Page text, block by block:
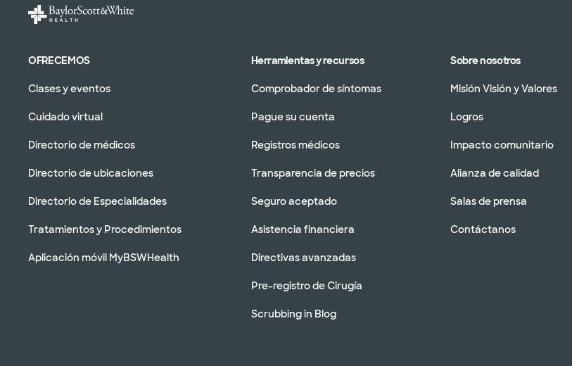
OFRECEMOS
Clases y eventos
Cuidado virtual
Directorio de médicos
Directorio de ubicaciones
Directorio de Especialidades
Tratamientos y Procedimientos
Aplicación móvil MyBSWHealth
Herramientas y recursos
Comprobador de síntomas
Pague su cuenta
Registros médicos
Transparencia de precios
Seguro aceptado
Asistencia financiera
Directivas avanzadas
Pre-registro de Cirugía
Scrubbing in Blog
Sobre nosotros
Misión Visión y Valores
Logros
Impacto comunitario
Alianza de calidad
Salas de prensa
Contáctanos